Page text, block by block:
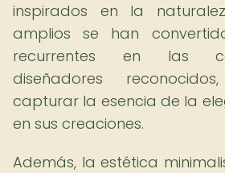
inspirados en la
amplios se han
recurrentes en las
diseñadores
capturar la esencia de la
en sus creaciones.
Además, la estética